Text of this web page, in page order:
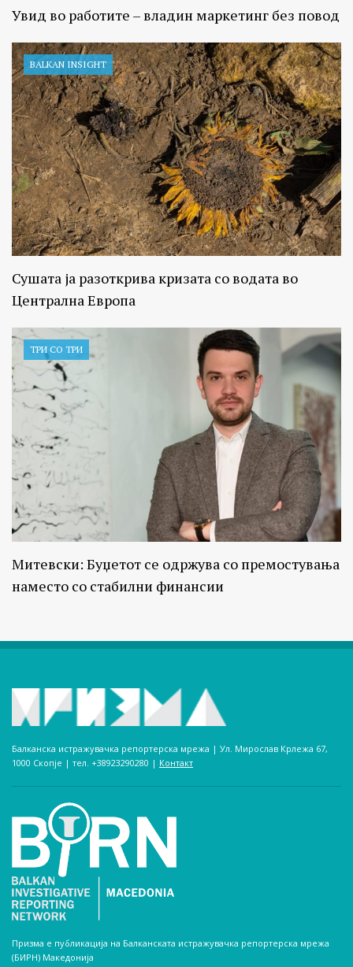
Увид во работите – владин маркетинг без повод
BALKAN INSIGHT
Сушата ја разоткрива кризата со водата во
Централна Европа
ТРИ СО ТРИ
Митевски: Буџетот се одржува со премостувања
наместо со стабилни финансии
Балканска истражувачка репортерска мрежа | Ул. Мирослав Крлежа 67,
1000 Скопје | тел. +38923290280­ | Контакт
Призма е публикација на Балканската истражувачка репортерска мрежа
(БИРН) Македонија